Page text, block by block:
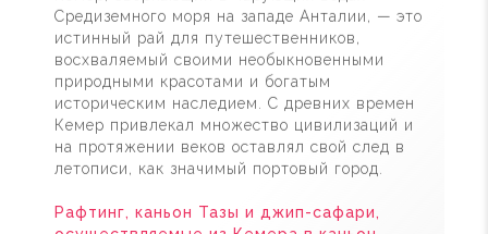
Средиземного моря на западе Анталии, — это
истинный рай для путешественников,
восхваляемый своими необыкновенными
природными красотами и богатым
историческим наследием. С древних времен
Кемер привлекал множество цивилизаций и
на протяжении веков оставлял свой след в
летописи, как значимый портовый город.
Рафтинг, каньон Тазы и джип-сафари,